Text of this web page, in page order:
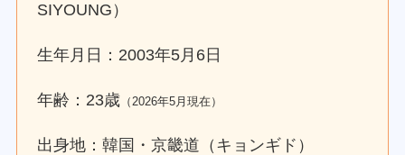
SIYOUNG）
生年月日：2003年5月6日
年齢：23歳 （2026年5月現在）
出身地：韓国・京畿道（キョンギド）